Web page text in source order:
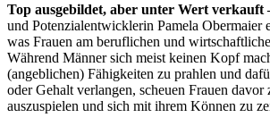
Top ausgebildet, aber unter Wert verkauft
und Potenzialentwicklerin Pamela Obermaier
was Frauen am beruflichen und
Während Männer sich meist keinen Kopf
(angeblichen) Fähigkeiten zu prahlen und
oder Gehalt verlangen, scheuen Frauen davor
auszuspielen und sich mit ihrem Können zu